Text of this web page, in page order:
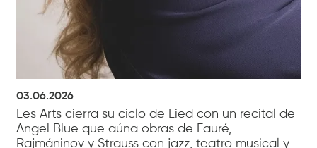
03.06.2026
Les Arts cierra su ciclo de Lied con un recital de
Angel Blue que aúna obras de Fauré,
Rajmáninov y Strauss con jazz, teatro musical y